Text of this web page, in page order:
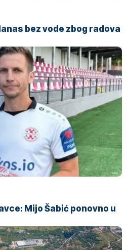
bez vode zbog radova
Mijo Šabić ponovno u